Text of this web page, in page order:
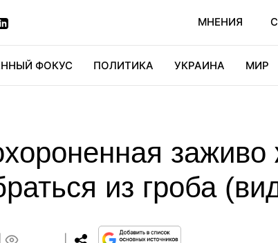
МНЕНИЯ
ФОКУС ПОЛИТИКА УКРАИНА МИР
из гроба